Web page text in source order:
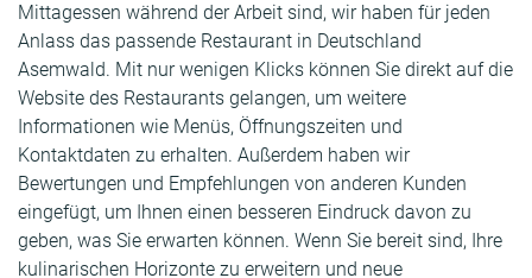
Mittagessen während der Arbeit sind, wir haben für jeden
Anlass das passende Restaurant in Deutschland
Asemwald. Mit nur wenigen Klicks können Sie direkt auf die
Website des Restaurants gelangen, um weitere
Informationen wie Menüs, Öffnungszeiten und
Kontaktdaten zu erhalten. Außerdem haben wir
Bewertungen und Empfehlungen von anderen Kunden
eingefügt, um Ihnen einen besseren Eindruck davon zu
geben, was Sie erwarten können. Wenn Sie bereit sind, Ihre
kulinarischen Horizonte zu erweitern und neue